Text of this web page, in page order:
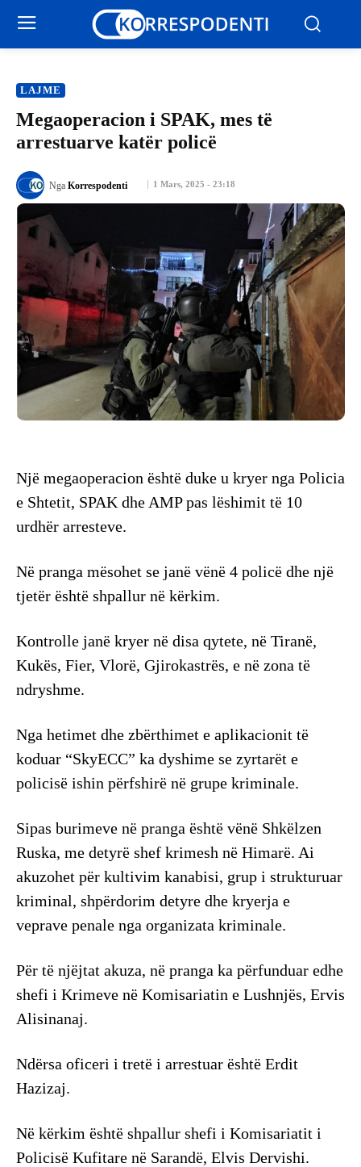
LAJME
Megaoperacion i SPAK, mes të
arrestuarve katër policë
1 Mars, 2025 - 23:18
Nga Korrespodenti
Një megaoperacion është duke u kryer nga Policia
e Shtetit, SPAK dhe AMP pas lëshimit të 10
urdhër arresteve.
Në pranga mësohet se janë vënë 4 policë dhe një
tjetër është shpallur në kërkim.
Kontrolle janë kryer në disa qytete, në Tiranë,
Kukës, Fier, Vlorë, Gjirokastrës, e në zona të
ndryshme.
Nga hetimet dhe zbërthimet e aplikacionit të
koduar “SkyECC” ka dyshime se zyrtarët e
policisë ishin përfshirë në grupe kriminale.
Sipas burimeve në pranga është vënë Shkëlzen
Ruska, me detyrë shef krimesh në Himarë. Ai
akuzohet për kultivim kanabisi, grup i strukturuar
kriminal, shpërdorim detyre dhe kryerja e
veprave penale nga organizata kriminale.
Për të njëjtat akuza, në pranga ka përfunduar edhe
shefi i Krimeve në Komisariatin e Lushnjës, Ervis
Alisinanaj.
Ndërsa oficeri i tretë i arrestuar është Erdit
Hazizaj.
Në kërkim është shpallur shefi i Komisariatit i
Policisë Kufitare në Sarandë, Elvis Dervishi.